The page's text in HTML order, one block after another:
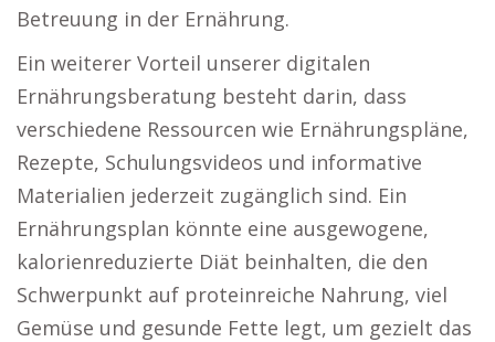
Betreuung in der Ernährung.
Ein weiterer Vorteil unserer digitalen
Ernährungsberatung besteht darin, dass
verschiedene Ressourcen wie Ernährungspläne,
Rezepte, Schulungsvideos und informative
Materialien jederzeit zugänglich sind. Ein
Ernährungsplan könnte eine ausgewogene,
kalorienreduzierte Diät beinhalten, die den
Schwerpunkt auf proteinreiche Nahrung, viel
Gemüse und gesunde Fette legt, um gezielt das